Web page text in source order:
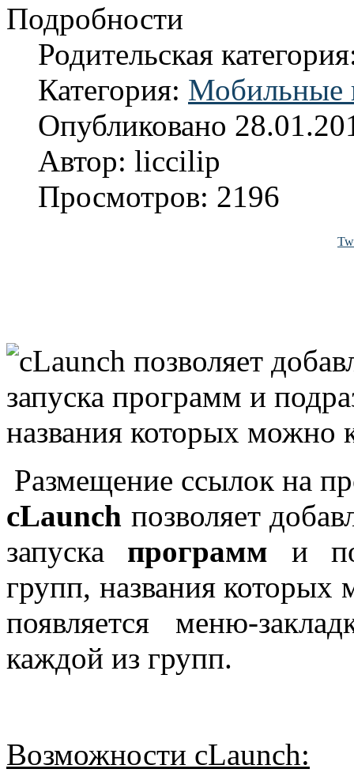
Подробности
Родительская
Категория: Мобильные
Опубликовано
Автор: liccilip
Просмотров: 2196
Размещение ссылок на
cLaunch позволяет
запуска программ и
групп, названия которых
появляется меню-
каждой из групп.
Возможности cLaunch: